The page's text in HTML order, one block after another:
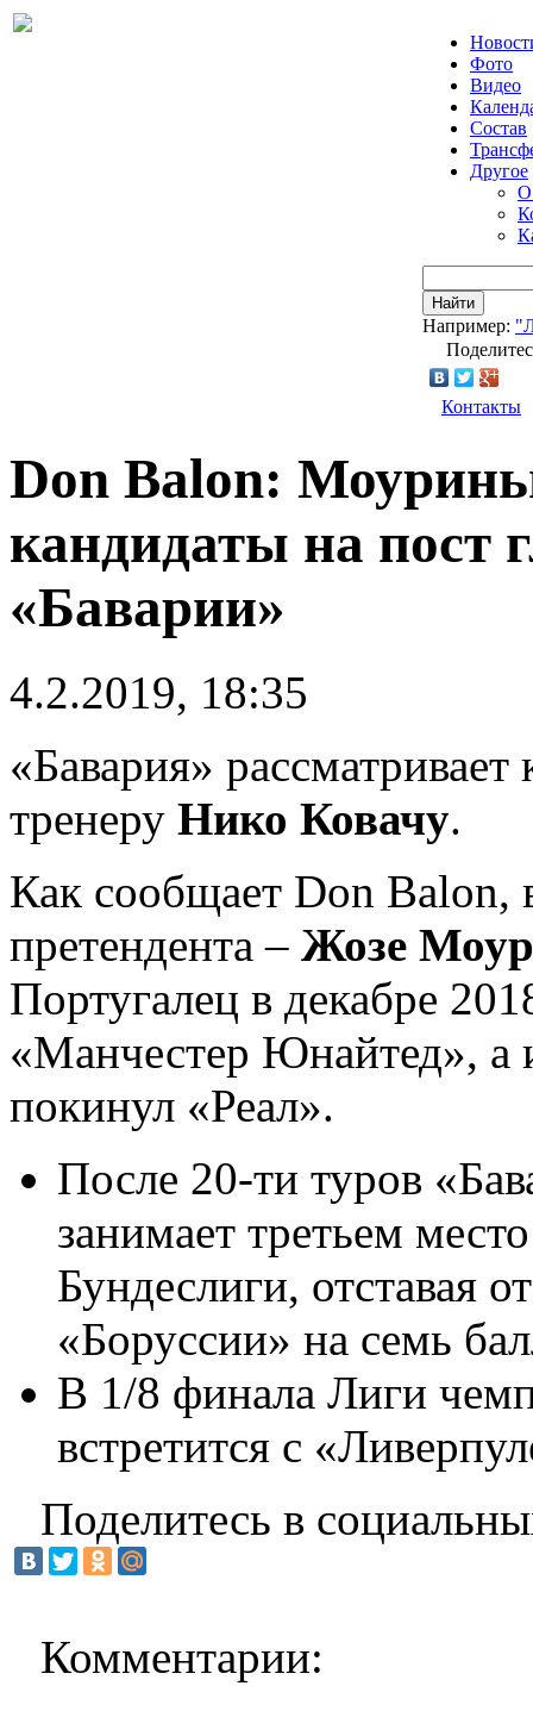
Фото
Видео
Состав
Другое
О
Найти
Например:
Контакты
Don Balon:
кандидаты на пост
«Баварии»
4.2.2019, 18:35
«Бавария»
тренеру Нико Ковачу.
Как сообщает Don Balon,
претендента – Жозе
Португалец в декабре
«Манчестер Юнайтед», а
покинул «Реал».
После 20-ти туров
занимает третьем
Бундеслиги, отставая
«Боруссии» на семь
В 1/8 финала Лиги
встретится с
Поделитесь в
Комментарии: